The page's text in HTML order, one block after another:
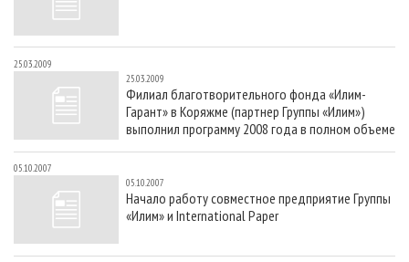
25.03.2009
25.03.2009
Филиал благотворительного фонда «Илим-
Гарант» в Коряжме (партнер Группы «Илим»)
выполнил программу 2008 года в полном объеме
05.10.2007
05.10.2007
Начало работу совместное предприятие Группы
«Илим» и International Paper